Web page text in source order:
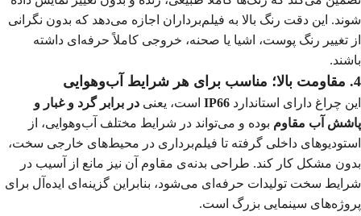
شوند. این دقت رنگ بالا به فیلم‌برداران اجازه می‌دهد که بدون نگرانی
از تغییر رنگ پوست، اشیا یا صحنه، خروجی کاملاً حرفه‌ای داشته
باشند.
4. مقاومت بالا؛ مناسب برای هر شرایط آب‌وهوایی
این چراغ دارای استاندارد IP66 است، یعنی در برابر گرد و غبار و
پاشش آب مقاوم بوده و می‌تواند در شرایط مختلف آب‌وهوایی، از
استودیوهای داخلی گرفته تا فیلم‌برداری در محیط‌های خارجی سخت،
بدون مشکل کار کند. طراحی بدنه‌ی مقاوم آن نیز مانع از آسیب در
شرایط سخت تولیدات حرفه‌ای می‌شود، بنابراین گزینه‌ای ایده‌آل برای
پروژه‌های سینمایی بزرگ است.